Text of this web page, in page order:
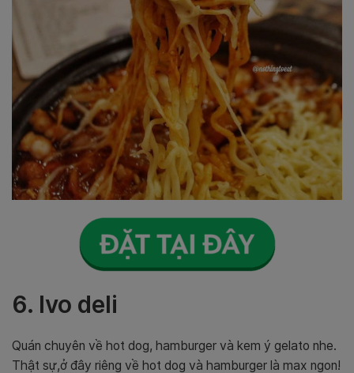
6. Ivo deli
Quán chuyên về hot dog, hamburger và kem ý gelato nhe.
Thật sự,ở đây riêng về hot dog và hamburger là max ngon!